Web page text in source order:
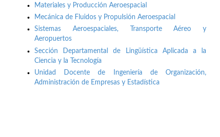
Materiales y Producción Aeroespacial
Mecánica de Fluidos y Propulsión Aeroespacial
Sistemas Aeroespaciales, Transporte Aéreo y
Aeropuertos
Sección Departamental de Lingüística Aplicada a la
Ciencia y la Tecnología
Unidad Docente de Ingeniería de Organización,
Administración de Empresas y Estadística